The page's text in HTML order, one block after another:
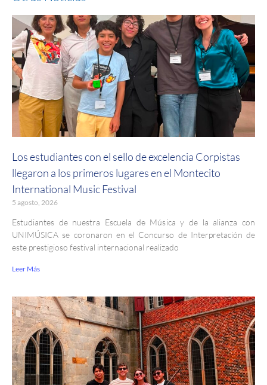
Los estudiantes con el sello de excelencia Corpistas
llegaron a los primeros lugares en el Montecito
International Music Festival
5 agosto, 2026
Estudiantes de nuestra Escuela de Música y de la alianza con
UNIMÚSICA se coronaron en el Concurso de Interpretación de
este prestigioso festival internacional realizado
Leer Más